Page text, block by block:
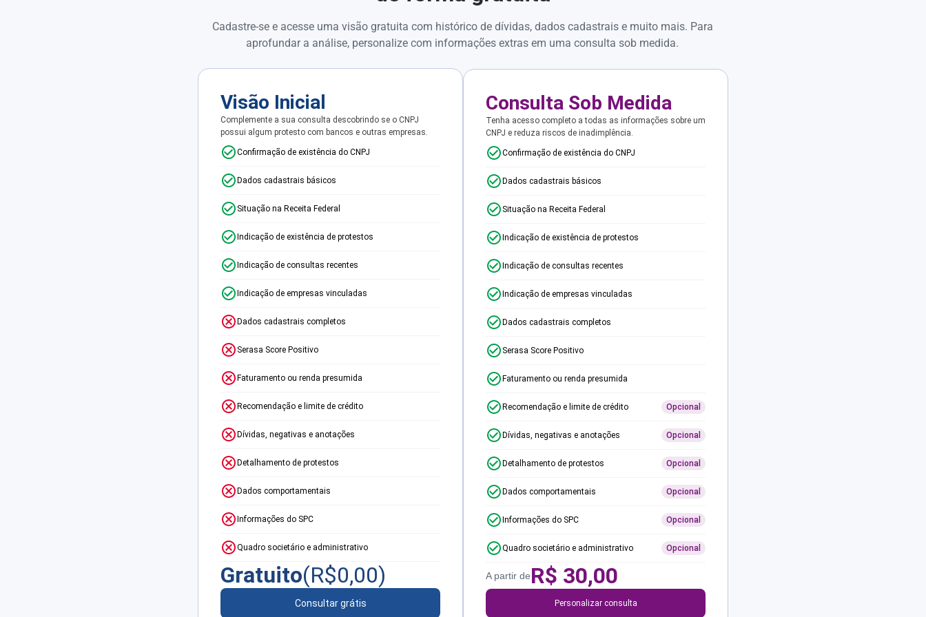
Cadastre-se e acesse uma visão gratuita com histórico de dívidas, dados cadastrais e muito mais. Para
aprofundar a análise, personalize com informações extras em uma consulta sob medida.
Visão Inicial
Complemente a sua consulta descobrindo se o CNPJ
possui algum protesto com bancos e outras empresas.
Confirmação de existência do CNPJ
Dados cadastrais básicos
Situação na Receita Federal
Indicação de existência de protestos
Indicação de consultas recentes
Indicação de empresas vinculadas
Dados cadastrais completos
Serasa Score Positivo
Faturamento ou renda presumida
Recomendação e limite de crédito
Dívidas, negativas e anotações
Detalhamento de protestos
Dados comportamentais
Informações do SPC
Quadro societário e administrativo
Gratuito(R$0,00)
Consultar grátis
Consulta Sob Medida
Tenha acesso completo a todas as informações sobre um
CNPJ e reduza riscos de inadimplência.
Confirmação de existência do CNPJ
Dados cadastrais básicos
Situação na Receita Federal
Indicação de existência de protestos
Indicação de consultas recentes
Indicação de empresas vinculadas
Dados cadastrais completos
Serasa Score Positivo
Faturamento ou renda presumida
Recomendação e limite de crédito Opcional
Dívidas, negativas e anotações Opcional
Detalhamento de protestos Opcional
Dados comportamentais Opcional
Informações do SPC Opcional
Quadro societário e administrativo Opcional
A partir deR$ 30,00
Personalizar consulta